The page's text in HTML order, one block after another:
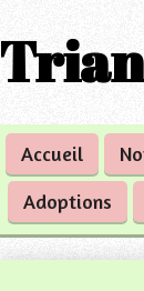
Accueil
Adoptions